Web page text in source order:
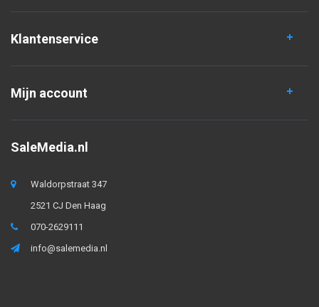
Klantenservice
Mijn account
SaleMedia.nl
Waldorpstraat 347
2521 CJ Den Haag
070-2629111
info@salemedia.nl